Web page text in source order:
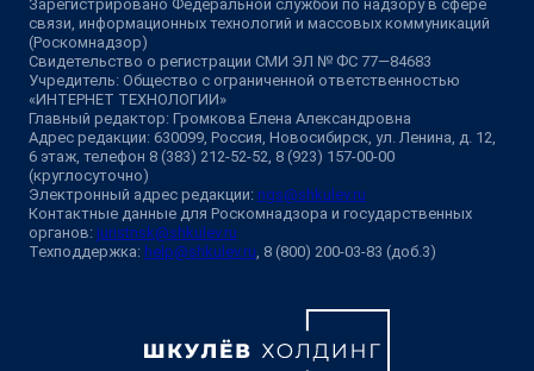
Зарегистрировано Федеральной службой по надзору в сфере
связи, информационных технологий и массовых коммуникаций
(Роскомнадзор)
Свидетельство о регистрации СМИ ЭЛ № ФС 77—84683
Учредитель: Общество с ограниченной ответственностью
«ИНТЕРНЕТ ТЕХНОЛОГИИ»
Главный редактор: Громкова Елена Александровна
Адрес редакции: 630099, Россия, Новосибирск, ул. Ленина, д. 12,
6 этаж, телефон 8 (383) 212-52-52, 8 (923) 157-00-00
(круглосуточно)
Электронный адрес редакции: ngs@shkulev.ru
Контактные данные для Роскомнадзора и государственных
органов: juristnsk@shkulev.ru
Техподдержка: help@shkulev.ru , 8 (800) 200-03-83 (доб.3)